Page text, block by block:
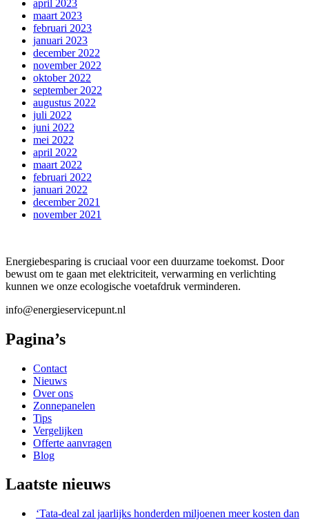
april 2023
maart 2023
februari 2023
januari 2023
december 2022
november 2022
oktober 2022
september 2022
augustus 2022
juli 2022
juni 2022
mei 2022
april 2022
maart 2022
februari 2022
januari 2022
december 2021
november 2021
Energiebesparing is cruciaal voor een duurzame toekomst. Door
bewust om te gaan met elektriciteit, verwarming en verlichting
kunnen we onze ecologische voetafdruk verminderen.
info@energieservicepunt.nl
Pagina’s
Contact
Nieuws
Over ons
Zonnepanelen
Tips
Vergelijken
Offerte aanvragen
Blog
Laatste nieuws
‘Tata-deal zal jaarlijks honderden miljoenen meer kosten dan